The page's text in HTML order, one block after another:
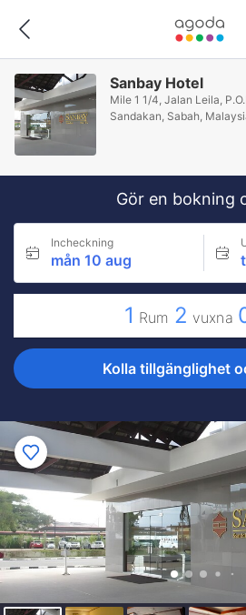
Sanbay Hotel
Mile 1 1/4, Jalan Leila,
Sandakan, Sabah,
Gör en bokning
Incheckning
mån 10 aug
1 Rum 2 vuxna
Kolla tillgänglighet